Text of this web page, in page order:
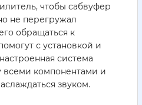
чтобы сабвуфер
не перегружал
обращаться к
с установкой и
система
всеми компонентами и
звуком.